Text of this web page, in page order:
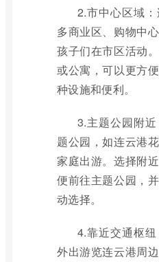
2.市中心区域
多商业区、购物中
孩子们在市区活动
或公寓，可以更方
种设施和便利。
3.主题公园附
题公园，如连云港
家庭出游。选择附
便前往主题公园，
动选择。
4.靠近交通枢
外出游览连云港周